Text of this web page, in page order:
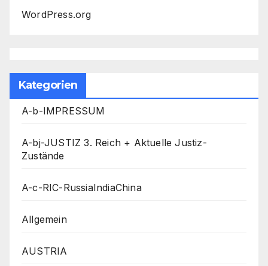
WordPress.org
Kategorien
A-b-IMPRESSUM
A-bj-JUSTIZ 3. Reich + Aktuelle Justiz-
Zustände
A-c-RIC-RussiaIndiaChina
Allgemein
AUSTRIA